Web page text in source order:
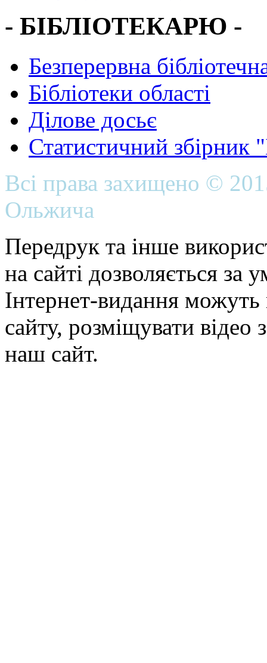
- БІБЛІОТЕКАРЮ -
Безперервна
Бібліотеки області
Ділове досьє
Статистичний
Всі права захищено ©
Ольжича
Передрук та інше
на сайті дозволяється
Інтернет-видання можуть
сайту, розміщувати відео
наш сайт.